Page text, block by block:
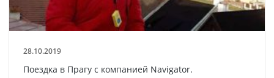
28.10.2019
Поездка в Прагу с компанией Navigator.